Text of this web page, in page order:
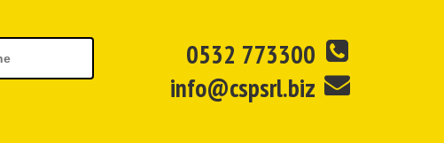
0532 773300
info@cspsrl.biz